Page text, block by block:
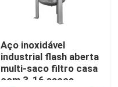
Aço inoxidável
industrial flash aberta
multi-saco filtro casa
com 3-16 sacos